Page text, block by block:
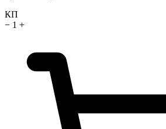
КП
− 1 +